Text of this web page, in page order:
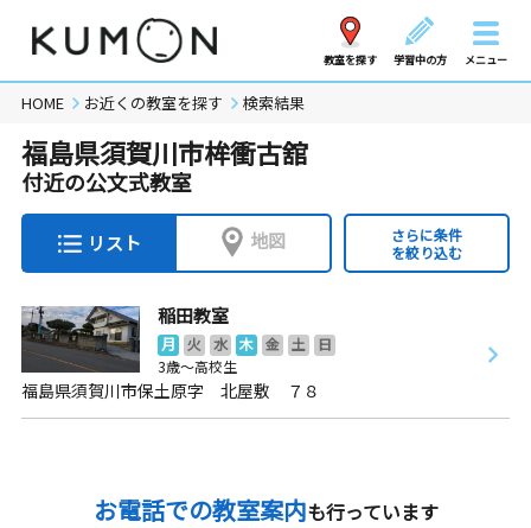
教室を探す 学習中の方 メニュー
HOME お近くの教室を探す 検索結果
福島県須賀川市桙衝古舘
付近の公文式教室
リスト 地図
さらに条件
を絞り込む
稲田教室
月 火 水 木 金 土
日
3歳～高校生
福島県須賀川市保土原字 北屋敷 ７８
お電話での教室案内も行っています